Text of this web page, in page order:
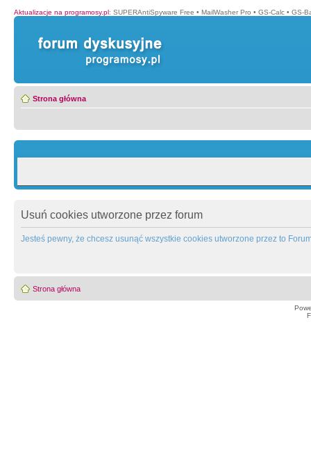
Aktualizacje na programosy.pl: SUPERAntiSpyware Free • MailWasher Pro • GS-Calc • GS-
Strona główna
Usuń cookies utworzone przez forum
Jesteś pewny, że chcesz usunąć wszystkie cookies utworzone przez to
Strona główna